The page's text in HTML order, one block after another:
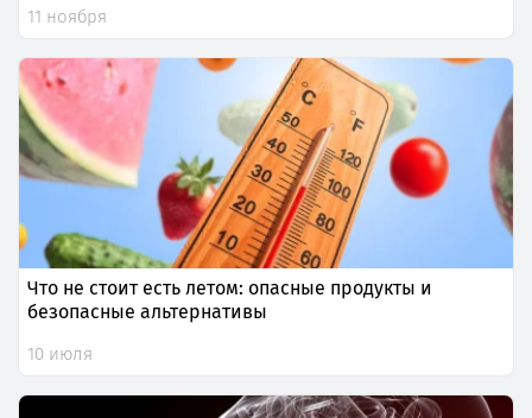
11 ноября
Что не стоит есть летом: опасные продукты и
безопасные альтернативы
10 июля